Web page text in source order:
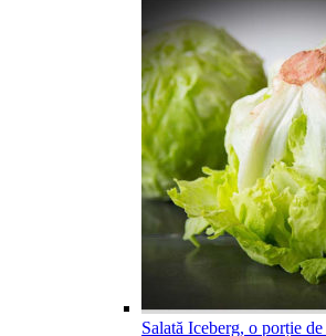
Salată Iceberg, o porție